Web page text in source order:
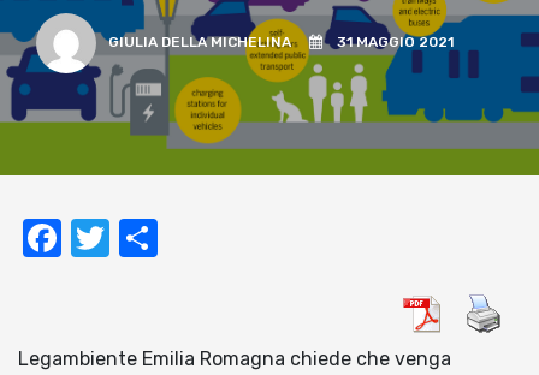
GIULIA DELLA MICHELINA 31 MAGGIO 2021
Facebook
Twitter
Legambiente Emilia Romagna chiede che venga